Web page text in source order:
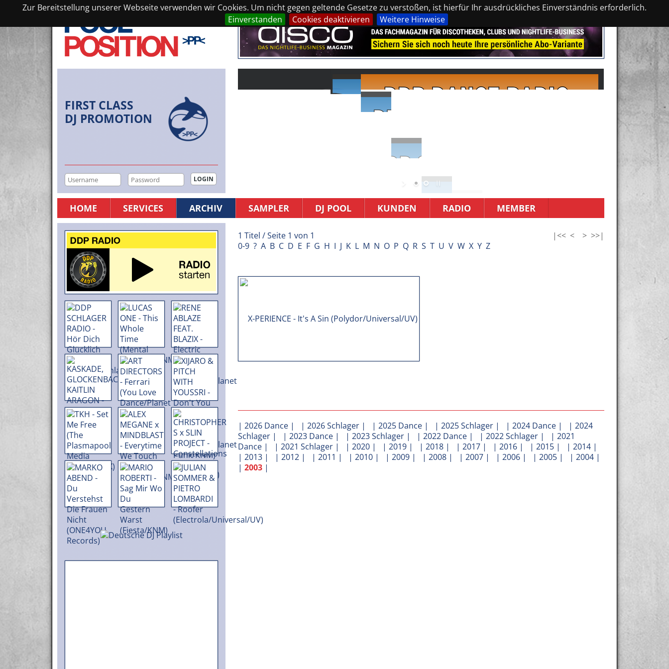
Zur Bereitstellung unserer Webseite verwenden wir Cookies. Um nicht gegen geltende Gesetze zu verstoßen, ist hierfür Ihr ausdrückliches Einverständnis erforderlich.
Einverstanden
Cookies deaktivieren Weitere Hinweise
FIRST CLASS
DJ PROMOTION
HOME SERVICES ARCHIV SAMPLER DJ POOL KUNDEN RADIO MEMBER
1 Titel / Seite 1 von 1 |<< < > >>|
0-9 ? A B C D E F G H I J K L M N O P Q R S T U V W X Y Z
| 2026 Dance | | 2026 Schlager | | 2025 Dance | | 2025 Schlager | | 2024 Dance | | 2024
Schlager | | 2023 Dance | | 2023 Schlager | | 2022 Dance | | 2022 Schlager | | 2021
Dance | | 2021 Schlager | | 2020 | | 2019 | | 2018 | | 2017 | | 2016 | | 2015 | | 2014 |
| 2013 | | 2012 | | 2011 | | 2010 | | 2009 | | 2008 | | 2007 | | 2006 | | 2005 | | 2004 |
| 2003 |